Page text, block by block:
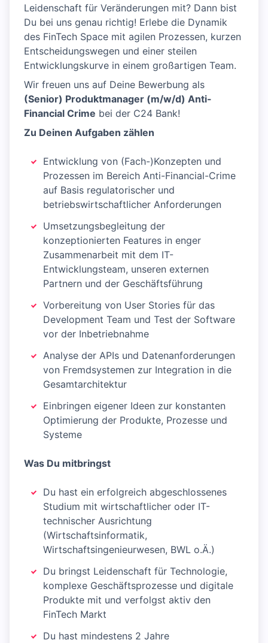
Leidenschaft für Veränderungen mit? Dann bist
Du bei uns genau richtig! Erlebe die Dynamik
des FinTech Space mit agilen Prozessen, kurzen
Entscheidungswegen und einer steilen
Entwicklungskurve in einem großartigen Team.
Wir freuen uns auf Deine Bewerbung als
(Senior) Produktmanager (m/w/d) Anti-
Financial Crime bei der C24 Bank!
Zu Deinen Aufgaben zählen
Entwicklung von (Fach-)Konzepten und
Prozessen im Bereich Anti-Financial-Crime
auf Basis regulatorischer und
betriebswirtschaftlicher Anforderungen
Umsetzungsbegleitung der
konzeptionierten Features in enger
Zusammenarbeit mit dem IT-
Entwicklungsteam, unseren externen
Partnern und der Geschäftsführung
Vorbereitung von User Stories für das
Development Team und Test der Software
vor der Inbetriebnahme
Analyse der APIs und Datenanforderungen
von Fremdsystemen zur Integration in die
Gesamtarchitektur
Einbringen eigener Ideen zur konstanten
Optimierung der Produkte, Prozesse und
Systeme
Was Du mitbringst
Du hast ein erfolgreich abgeschlossenes
Studium mit wirtschaftlicher oder IT-
technischer Ausrichtung
(Wirtschaftsinformatik,
Wirtschaftsingenieurwesen, BWL o.Ä.)
Du bringst Leidenschaft für Technologie,
komplexe Geschäftsprozesse und digitale
Produkte mit und verfolgst aktiv den
FinTech Markt
Du hast mindestens 2 Jahre